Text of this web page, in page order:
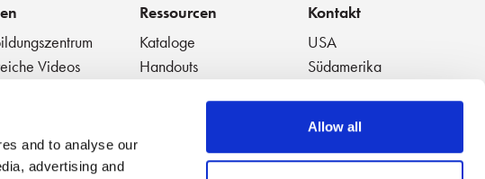
and to analyse our
advertising and
Allow all
Videos
Praktiken
Ressourcen
Kataloge
Handouts
Anwendungshinweise
Kontakt
USA
Südamerika
China
Thailand